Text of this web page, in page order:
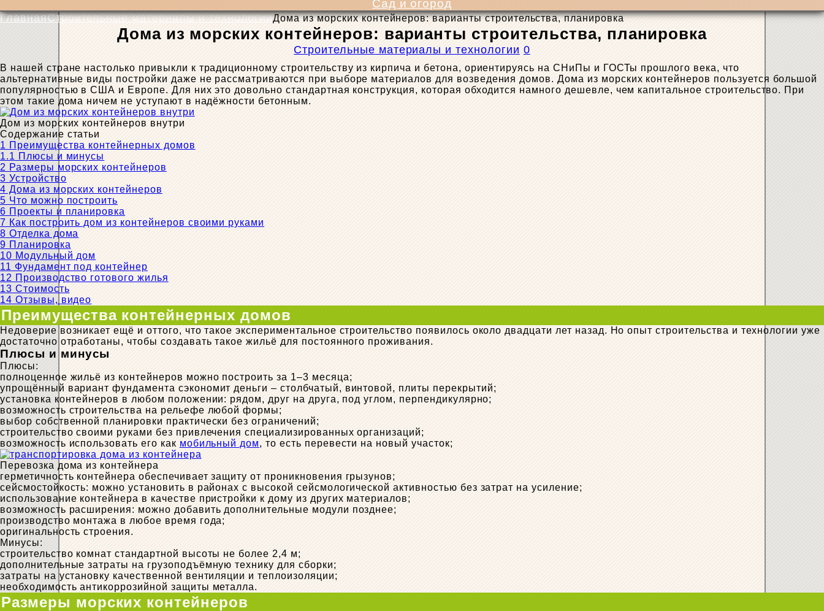
Сад и огород
ГлавнаяСтроительные материалы и технологииДома из морских контейнеров: варианты строительства, планировка
Дома из морских контейнеров: варианты строительства, планировка
Строительные материалы и технологии 0
В нашей стране настолько привыкли к традиционному строительству из кирпича и бетона, ориентируясь на СНиПы и ГОСТы прошлого века, что
альтернативные виды постройки даже не рассматриваются при выборе материалов для возведения домов. Дома из морских контейнеров пользуется большой
популярностью в США и Европе. Для них это довольно стандартная конструкция, которая обходится намного дешевле, чем капитальное строительство. При
этом такие дома ничем не уступают в надёжности бетонным.
Дом из морских контейнеров внутри
Содержание статьи
1 Преимущества контейнерных домов
1.1 Плюсы и минусы
2 Размеры морских контейнеров
3 Устройство
4 Дома из морских контейнеров
5 Что можно построить
6 Проекты и планировка
7 Как построить дом из контейнеров своими руками
8 Отделка дома
9 Планировка
10 Модульный дом
11 Фундамент под контейнер
12 Производство готового жилья
13 Стоимость
14 Отзывы, видео
Преимущества контейнерных домов
Недоверие возникает ещё и оттого, что такое экспериментальное строительство появилось около двадцати лет назад. Но опыт строительства и технологии уже
достаточно отработаны, чтобы создавать такое жильё для постоянного проживания.
Плюсы и минусы
Плюсы:
полноценное жильё из контейнеров можно построить за 1–3 месяца;
упрощённый вариант фундамента сэкономит деньги – столбчатый, винтовой, плиты перекрытий;
установка контейнеров в любом положении: рядом, друг на друга, под углом, перпендикулярно;
возможность строительства на рельефе любой формы;
выбор собственной планировки практически без ограничений;
строительство своими руками без привлечения специализированных организаций;
возможность использовать его как мобильный дом, то есть перевести на новый участок;
Перевозка дома из контейнера
герметичность контейнера обеспечивает защиту от проникновения грызунов;
сейсмостойкость: можно установить в районах с высокой сейсмологической активностью без затрат на усиление;
использование контейнера в качестве пристройки к дому из других материалов;
возможность расширения: можно добавить дополнительные модули позднее;
производство монтажа в любое время года;
оригинальность строения.
Минусы:
строительство комнат стандартной высоты не более 2,4 м;
дополнительные затраты на грузоподъёмную технику для сборки;
затраты на установку качественной вентиляции и теплоизоляции;
необходимость антикоррозийной защиты металла.
Размеры морских контейнеров